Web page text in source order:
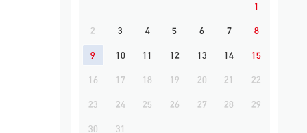
1
2 3 4 5 6 7 8
9 10 11 12 13 14 15
16 17 18 19 20 21 22
23 24 25 26 27 28 29
30 31